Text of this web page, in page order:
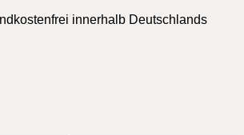
innerhalb Deutschlands